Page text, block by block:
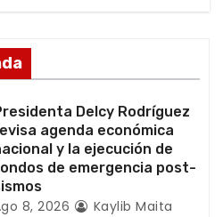
Delcy Rodríguez
agenda económica
y la ejecución de
de emergencia post-
8, 2026 Kaylib Maita